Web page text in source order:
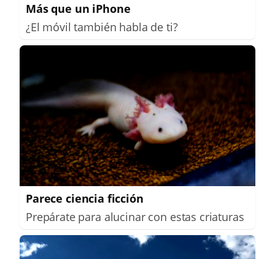
Más que un iPhone
¿El móvil también habla de ti?
Parece ciencia ficción
Prepárate para alucinar con estas criaturas